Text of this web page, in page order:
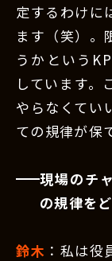
定するわけに
ます（笑）。
うかという
しています。
やらなくてい
ての規律が保
現場のチ
の規律を
鈴木 ：私は